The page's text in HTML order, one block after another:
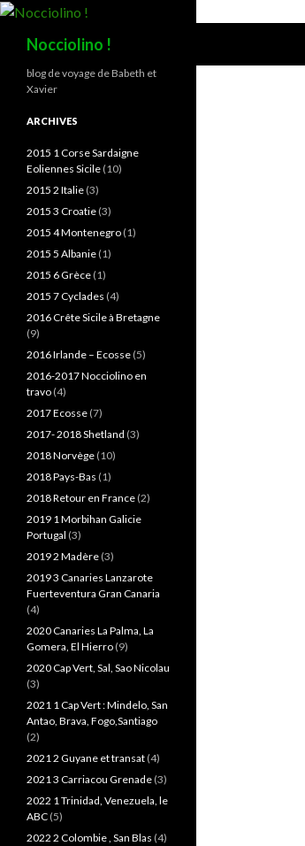
Nocciolino !
blog de voyage de Babeth et
Xavier
ARCHIVES
2015 1 Corse Sardaigne
Eoliennes Sicile (10)
2015 2 Italie (3)
2015 3 Croatie (3)
2015 4 Montenegro (1)
2015 5 Albanie (1)
2015 6 Grèce (1)
2015 7 Cyclades (4)
2016 Crête Sicile à Bretagne
(9)
2016 Irlande – Ecosse (5)
2016-2017 Nocciolino en
travo (4)
2017 Ecosse (7)
2017- 2018 Shetland (3)
2018 Norvège (10)
2018 Pays-Bas (1)
2018 Retour en France (2)
2019 1 Morbihan Galicie
Portugal (3)
2019 2 Madère (3)
2019 3 Canaries Lanzarote
Fuerteventura Gran Canaria
(4)
2020 Canaries La Palma, La
Gomera, El Hierro (9)
2020 Cap Vert, Sal, Sao Nicolau
(3)
2021 1 Cap Vert : Mindelo, San
Antao, Brava, Fogo,Santiago
(2)
2021 2 Guyane et transat (4)
2021 3 Carriacou Grenade (3)
2022 1 Trinidad, Venezuela, le
ABC (5)
2022 2 Colombie , San Blas (4)